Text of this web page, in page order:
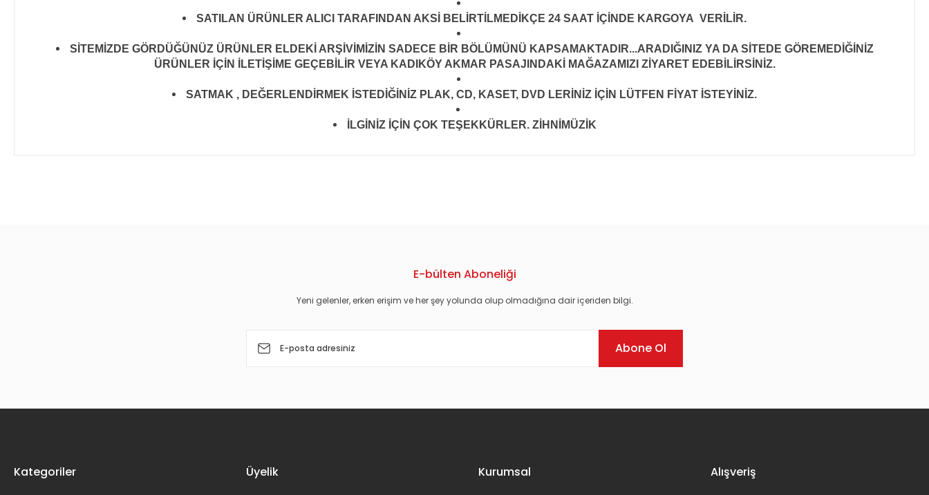
SATILAN ÜRÜNLER ALICI TARAFINDAN AKSİ BELİRTİLMEDİKÇE 24 SAAT İÇİNDE KARGOYA VERİLİR.
SİTEMİZDE GÖRDÜĞÜNÜZ ÜRÜNLER ELDEKİ ARŞİVİMİZİN SADECE BİR BÖLÜMÜNÜ KAPSAMAKTADIR...ARADIĞINIZ YA DA SİTEDE GÖREMEDİĞİNİZ
ÜRÜNLER İÇİN İLETİŞİME GEÇEBİLİR VEYA KADIKÖY AKMAR PASAJINDAKİ MAĞAZAMIZI ZİYARET EDEBİLİRSİNİZ.
SATMAK , DEĞERLENDİRMEK İSTEDİĞİNİZ PLAK, CD, KASET, DVD LERİNİZ İÇİN LÜTFEN FİYAT İSTEYİNİZ.
İLGİNİZ İÇİN ÇOK TEŞEKKÜRLER. ZİHNİMÜZİK
E-bülten Aboneliği
Yeni gelenler, erken erişim ve her şey yolunda olup olmadığına dair içeriden bilgi.
Abone Ol
Kategoriler Üyelik Kurumsal Alışveriş